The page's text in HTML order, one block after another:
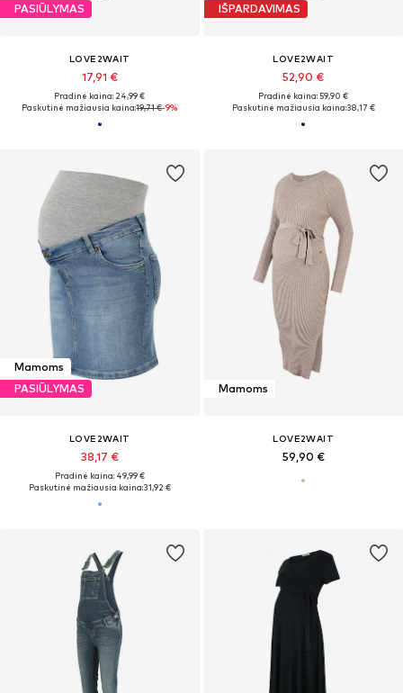
PASIŪLYMAS
LOVE2WAIT
17,91 €
Pradinė kaina: 24,99 €
Paskutinė mažiausia kaina:19,71 €-9%
IŠPARDAVIMAS
LOVE2WAIT
52,90 €
Pradinė kaina: 59,90 €
Paskutinė mažiausia kaina:38,17 €
Mamoms
PASIŪLYMAS
LOVE2WAIT
38,17 €
Pradinė kaina: 49,99 €
Paskutinė mažiausia kaina:31,92 €
Mamoms
LOVE2WAIT
59,90 €